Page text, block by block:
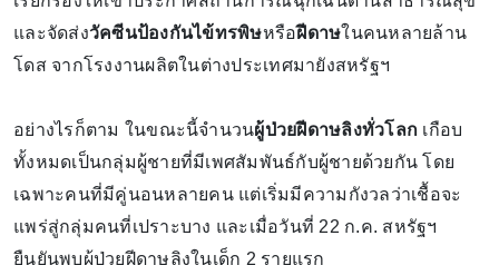
และจัดส่งวัคซีนป้องกันไข้ทรพิษหรือฝีดาษในคนหลายล้าน
โดส จากโรงงานผลิตในต่างประเทศมายังสหรัฐฯ
อย่างไรก็ตาม ในขณะนี้จำนวนผู้ป่วยฝีดาษลิงทั่วโลก เกือบ
ทั้งหมดเป็นกลุ่มผู้ชายที่มีเพศสัมพันธ์กับผู้ชายด้วยกัน โดย
เฉพาะคนที่มีคู่นอนหลายคน แต่เริ่มมีความกังวลว่าเชื้อจะ
แพร่สู่กลุ่มคนที่เปราะบาง และเมื่อวันที่ 22 ก.ค. สหรัฐฯ
ยืนยันพบผู้ป่วยฝีดาษลิงในเด็ก 2 รายแรก